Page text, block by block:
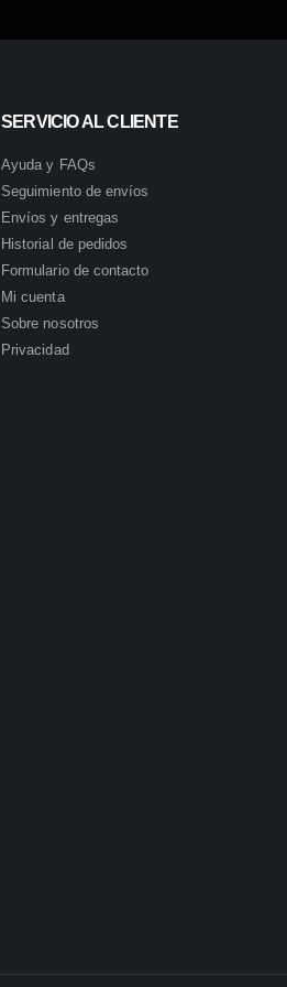
SERVICIO AL CLIENTE
Ayuda y FAQs
Seguimiento de envíos
Envíos y entregas
Historial de pedidos
Formulario de contacto
Mi cuenta
Sobre nosotros
Privacidad